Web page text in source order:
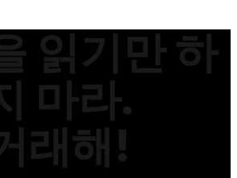
읽기만 하
마라.
래해!